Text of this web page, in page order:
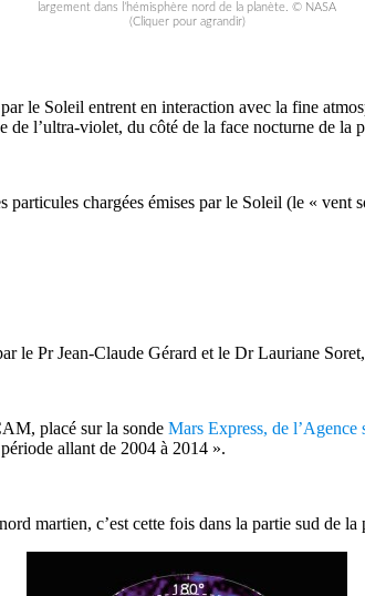
largement dans l’hémisphère nord de la planète. © NASA
(Cliquer pour agrandir)
le Soleil entrent en interaction avec la fine
de l’ultra-violet, du côté de la face nocturne de la
chargées émises par le Soleil (le « vent
le Pr Jean-Claude Gérard et le Dr Lauriane
placé sur la sonde Mars Express, de
allant de 2004 à 2014 ».
martien, c’est cette fois dans la partie sud de